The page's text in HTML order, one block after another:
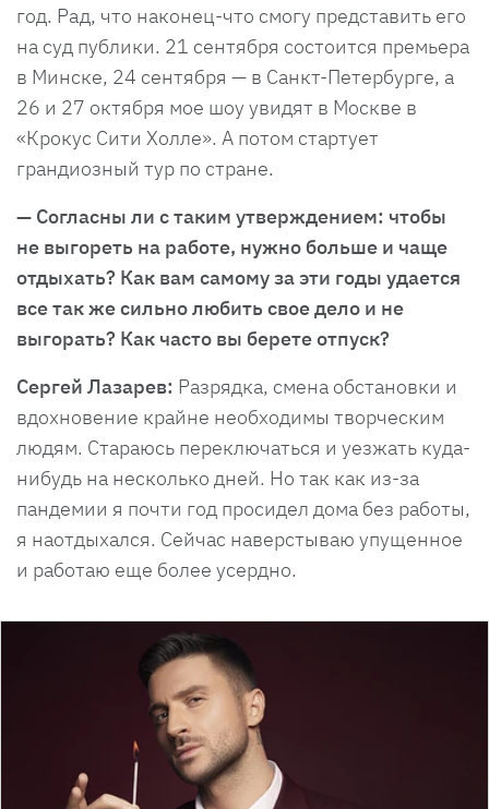
год. Рад, что наконец-что смогу представить его
на суд публики. 21 сентября состоится премьера
в Минске, 24 сентября — в Санкт-Петербурге, а
26 и 27 октября мое шоу увидят в Москве в
«Крокус Сити Холле». А потом стартует
грандиозный тур по стране.
— Согласны ли с таким утверждением: чтобы
не выгореть на работе, нужно больше и чаще
отдыхать? Как вам самому за эти годы удается
все так же сильно любить свое дело и не
выгорать? Как часто вы берете отпуск?
Сергей Лазарев: Разрядка, смена обстановки и
вдохновение крайне необходимы творческим
людям. Стараюсь переключаться и уезжать куда-
нибудь на несколько дней. Но так как из-за
пандемии я почти год просидел дома без работы,
я наотдыхался. Сейчас наверстываю упущенное
и работаю еще более усердно.